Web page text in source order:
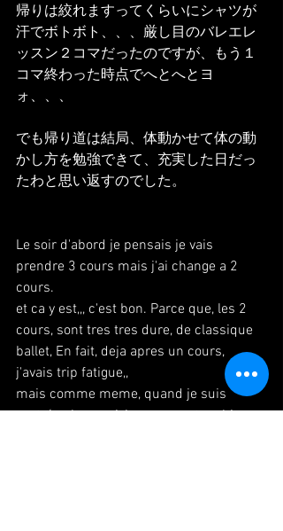
帰りは絞れますってくらいにシャツが
汗でボトボト、、、厳し目のバレエレ
ッスン２コマだったのですが、もう１
コマ終わった時点でへとへとヨ
ォ、、、
でも帰り道は結局、体動かせて体の動
かし方を勉強できて、充実した日だっ
たわと思い返すのでした。
Le soir d'abord je pensais je vais
prendre 3 cours mais j'ai change a 2
cours.
et ca y est,,, c'est bon. Parce que, les 2
cours, sont tres tres dure, de classique
ballet, En fait, deja apres un cours,
j'avais trip fatigue,,
mais comme meme, quand je suis
rentrée chez moi, je me sens tres bien.